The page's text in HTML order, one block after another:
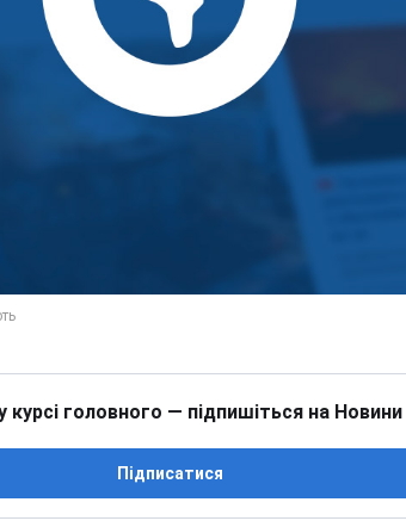
головного — підпишіться на Новини
Підписатися